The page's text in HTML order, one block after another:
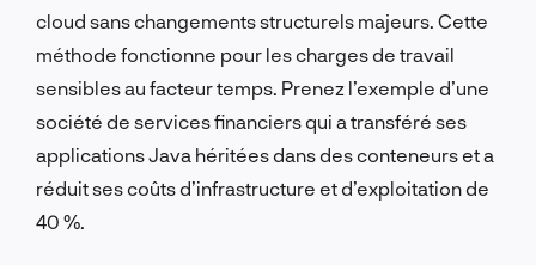
cloud sans changements structurels majeurs. Cette
méthode fonctionne pour les charges de travail
sensibles au facteur temps. Prenez l’exemple d’une
société de services financiers qui a transféré ses
applications Java héritées dans des conteneurs et a
réduit ses coûts d’infrastructure et d’exploitation de
40 %.